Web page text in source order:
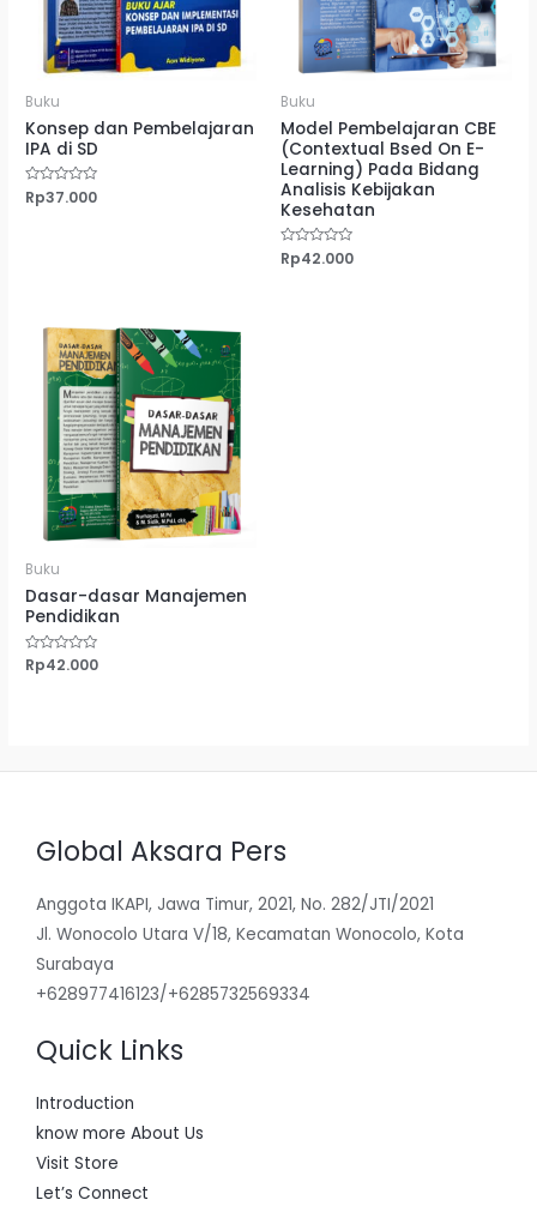
Buku
Konsep dan Pembelajaran
IPA di SD
Dinilai
0
Rp37.000
Buku
Model Pembelajaran CBE
(Contextual Bsed On E-
Learning) Pada Bidang
Analisis Kebijakan
Kesehatan
Dinilai
0
Rp42.000
Buku
Dasar-dasar Manajemen
Pendidikan
Dinilai
Rp42.000
Global Aksara Pers
Anggota IKAPI, Jawa Timur, 2021, No. 282/JTI/2021
Jl. Wonocolo Utara V/18, Kecamatan Wonocolo, Kota
Surabaya
+628977416123/+6285732569334
Quick Links
Introduction
know more About Us
Visit Store
Let’s Connect